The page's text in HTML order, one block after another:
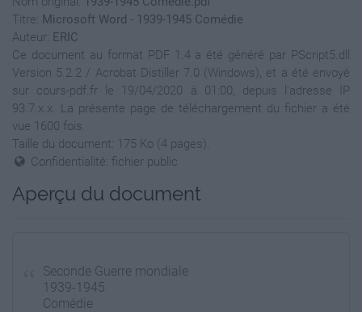
Titre: Microsoft Word - 1939-1945 Comédie
Auteur: ERIC
Ce document au format PDF 1.4 a été généré par PScript5.dll
Version 5.2.2 / Acrobat Distiller 7.0 (Windows), et a été envoyé
sur cours-pdf.fr le 19/04/2020 à 01:00, depuis l'adresse IP
93.7.x.x. La présente page de téléchargement du fichier a été
vue 1600 fois.
Taille du document: 175 Ko (4 pages).
Confidentialité: fichier public
Aperçu du document
Seconde Guerre mondiale
1939-1945
Comédie